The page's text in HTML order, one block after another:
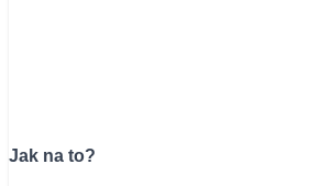
Jak na to?